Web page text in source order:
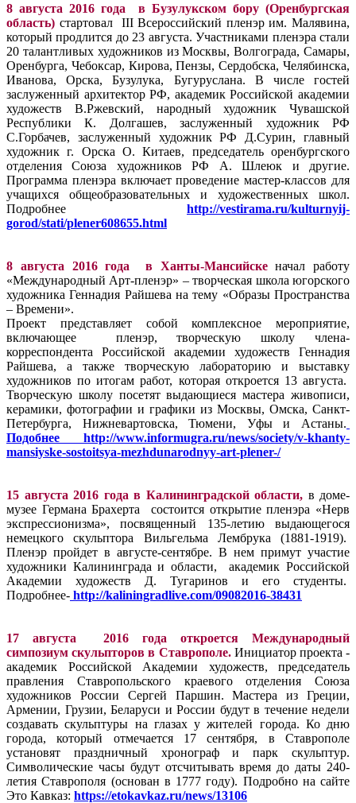
8 августа 2016 года в Бузулукском бору (Оренбургская
область) стартовал III Всероссийский пленэр им. Малявина,
который продлится до 23 августа. Участниками пленэра стали
20 талантливых художников из Москвы, Волгограда, Самары,
Оренбурга, Чебоксар, Кирова, Пензы, Сердобска, Челябинска,
Иванова, Орска, Бузулука, Бугуруслана. В числе гостей
заслуженный архитектор РФ, академик Российской академии
художеств В.Ржевский, народный художник Чувашской
Республики К. Долгашев, заслуженный художник РФ
С.Горбачев, заслуженный художник РФ Д.Сурин, главный
художник г. Орска О. Китаев, председатель оренбургского
отделения Союза художников РФ А. Шлеюк и другие.
Программа пленэра включает проведение мастер-классов для
учащихся общеобразовательных и художественных школ.
Подробнее http://vestirama.ru/kulturnyij-
gorod/stati/plener608655.html
8 августа 2016 года в Ханты-Мансийскеначал работу
«Международный Арт-пленэр» – творческая школа югорского
художника Геннадия Райшева на тему «Образы Пространства
– Времени».
Проект представляет собой комплексное мероприятие,
включающее пленэр, творческую школу члена-
корреспондента Российской академии художеств Геннадия
Райшева, а также творческую лабораторию и выставку
художников по итогам работ, которая откроется 13 августа.
Творческую школу посетят выдающиеся мастера живописи,
керамики, фотографии и графики из Москвы, Омска, Санкт-
Петербурга, Нижневартовска, Тюмени, Уфы и Астаны.
Подобнее
http://www.informugra.ru/news/society/v-khanty-
mansiyske-sostoitsya-mezhdunarodnyy-art-plener-/
15 августа 2016 года в Калининградской области, в доме-
музее Германа Брахерта состоится открытие пленэра «Нерв
экспрессионизма», посвященный 135-летию выдающегося
немецкого скульптора Вильгельма Лембрука (1881-1919).
Пленэр пройдет в августе-сентябре. В нем примут участие
художники Калининграда и области, академик Российской
Академии художеств Д. Тугаринов и его студенты.
Подробнее- http://kaliningradlive.com/09082016-38431
17 августа 2016 года откроется Международный
симпозиум скульпторов в Ставрополе. Инициатор проекта -
академик Российской Академии художеств, председатель
правления Ставропольского краевого отделения Союза
художников России Сергей Паршин. Мастера из Греции,
Армении, Грузии, Беларуси и России будут в течение недели
создавать скульптуры на глазах у жителей города. Ко дню
города, который отмечается 17 сентября, в Ставрополе
установят праздничный хронограф и парк скульптур.
Символические часы будут отсчитывать время до даты 240-
летия Ставрополя (основан в 1777 году). Подробно на сайте
Это Кавказ: https://etokavkaz.ru/news/13106